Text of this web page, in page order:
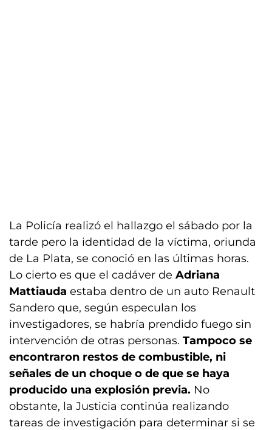
La Policía realizó el hallazgo el sábado por la
tarde pero la identidad de la víctima, oriunda
de La Plata, se conoció en las últimas horas.
Lo cierto es que el cadáver de Adriana
Mattiauda estaba dentro de un auto Renault
Sandero que, según especulan los
investigadores, se habría prendido fuego sin
intervención de otras personas. Tampoco se
encontraron restos de combustible, ni
señales de un choque o de que se haya
producido una explosión previa. No
obstante, la Justicia continúa realizando
tareas de investigación para determinar si se